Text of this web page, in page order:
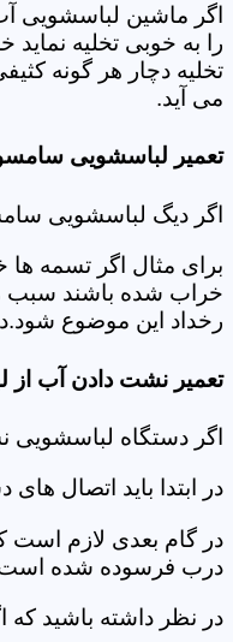
اگر ماشین لباسشویی
را به خوبی تخلیه
تخلیه دچار هر گونه
می آید.
تعمیر لباسشویی
اگر دیگ لباسشویی
برای مثال اگر تسمه
خراب شده باشند سبب
رخداد این موضوع
تعمیر نشت دادن آب
اگر دستگاه
در ابتدا باید اتصال
در گام بعدی لازم است
درب فرسوده شده
در نظر داشته باشید که